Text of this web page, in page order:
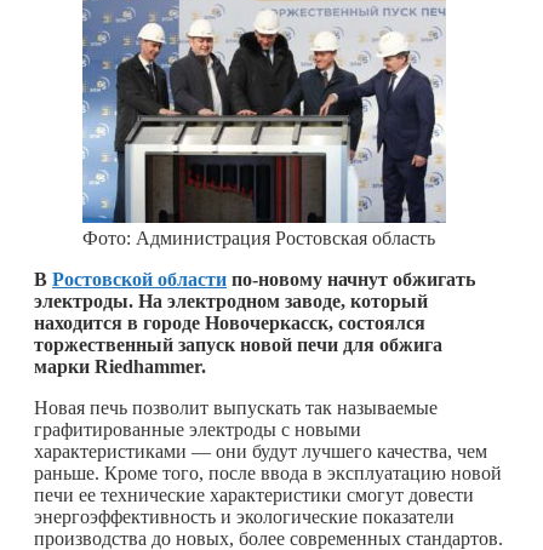
Фото: Администрация Ростовская область
В Ростовской области по-новому начнут обжигать
электроды. На электродном заводе, который
находится в городе Новочеркасск, состоялся
торжественный запуск новой печи для обжига
марки Riedhammer.
Новая печь позволит выпускать так называемые
графитированные электроды с новыми
характеристиками — они будут лучшего качества, чем
раньше. Кроме того, после ввода в эксплуатацию новой
печи ее технические характеристики смогут довести
энергоэффективность и экологические показатели
производства до новых, более современных стандартов.